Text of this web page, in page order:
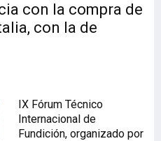
con la compra de
con la de
IX Fórum Técnico
Internacional de
Fundición, organizado por